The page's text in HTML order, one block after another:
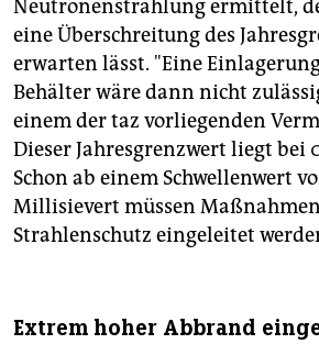
Neutronenstrahlung ermittelt,
eine Überschreitung des
erwarten lässt. "Eine
Behälter wäre dann nicht
einem der taz vorliegenden
Dieser Jahresgrenzwert liegt bei
Schon ab einem Schwellenwert
Millisievert müssen
Strahlenschutz eingeleitet
Extrem hoher Abbrand